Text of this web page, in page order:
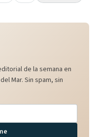
de la semana en
Mar. Sin spam, sin